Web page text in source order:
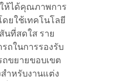
ให้ได้คุณภาพการ
ยใช้เทคโนโลยี
นที่สดใส ราย
ถในการรองรับ
ขยายขอบเขต
ำหรับงานแต่ง